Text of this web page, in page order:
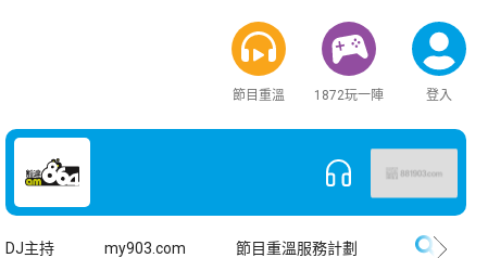
節目重溫 1872玩一陣 登入
DJ主持 my903.com 節目重溫服務計劃